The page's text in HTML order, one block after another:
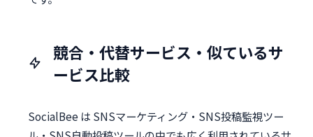
競合・代替サービス・似ているサ
ービス比較
SocialBee は SNSマーケティング・SNS投稿監視ツー